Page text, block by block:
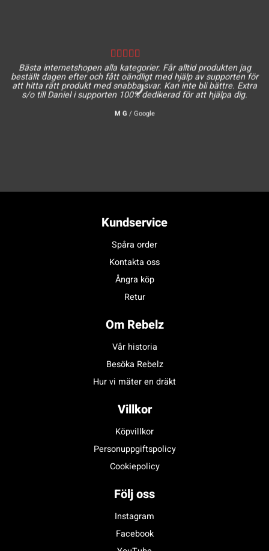
Bästa internetshopen alla kategorier. Får alltid produkten jag
beställt dagen efter och fått oändligt med hjälp av supporten för
att hitta rätt produkt med snabba svar. Kan inte bli bättre. Extra
s/o till Daniel i supporten 100% dedikerad för att hjälpa dig.
M G / Google
Kundservice
Spåra order
Kontakta oss
Ångra köp
Retur
Om Rebelz
Vår historia
Besöka Rebelz
Hur vi mäter en dräkt
Villkor
Köpvillkor
Personuppgiftspolicy
Cookiepolicy
Följ oss
Instagram
Facebook